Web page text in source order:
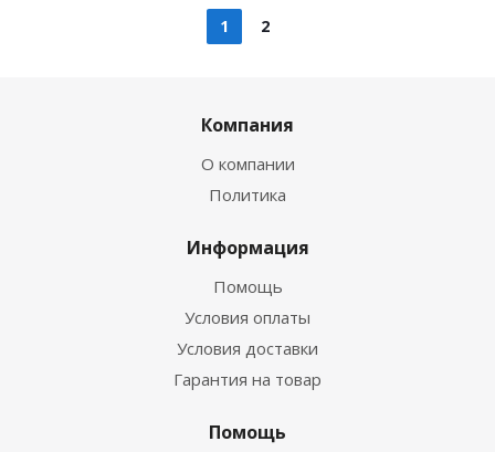
1 2
Компания
О компании
Политика
Информация
Помощь
Условия оплаты
Условия доставки
Гарантия на товар
Помощь